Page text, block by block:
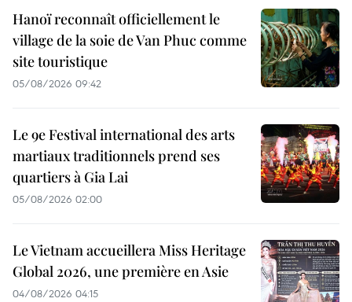
Hanoï reconnaît officiellement le
village de la soie de Van Phuc comme
site touristique
05/08/2026 09:42
Le 9e Festival international des arts
martiaux traditionnels prend ses
quartiers à Gia Lai
05/08/2026 02:00
Le Vietnam accueillera Miss Heritage
Global 2026, une première en Asie
04/08/2026 04:15